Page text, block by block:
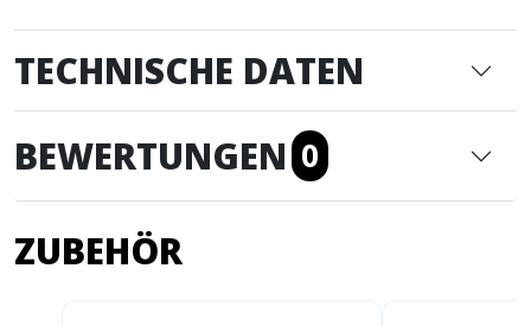
TECHNISCHE DATEN
BEWERTUNGEN 0
ZUBEHÖR